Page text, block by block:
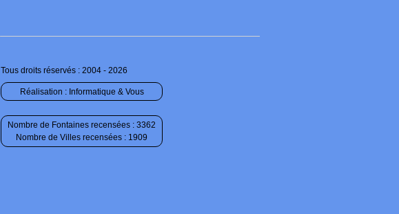
Tous droits réservés : 2004 - 2026
Réalisation : Informatique & Vous
Nombre de Fontaines recensées : 3362
Nombre de Villes recensées : 1909